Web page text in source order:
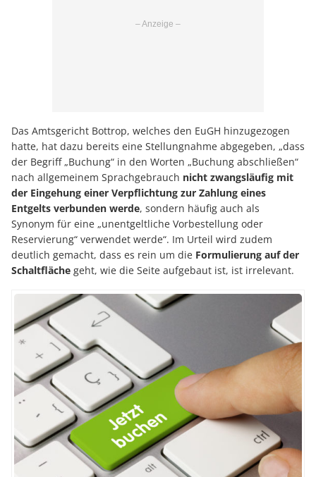
Das Amtsgericht Bottrop, welches den EuGH hinzugezogen
hatte, hat dazu bereits eine Stellungnahme abgegeben, „dass
der Begriff „Buchung“ in den Worten „Buchung abschließen“
nach allgemeinem Sprachgebrauch nicht zwangsläufig mit
der Eingehung einer Verpflichtung zur Zahlung eines
Entgelts verbunden werde, sondern häufig auch als
Synonym für eine „unentgeltliche Vorbestellung oder
Reservierung“ verwendet werde“. Im Urteil wird zudem
deutlich gemacht, dass es rein um die Formulierung auf der
Schaltfläche geht, wie die Seite aufgebaut ist, ist irrelevant.